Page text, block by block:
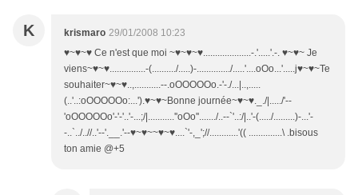
K krismaro 29/01/2008 10:23
♥~♥~♥ Ce n'est que moi ~♥~♥~♥....................-.'.....'.-. ♥~♥~ Je
viens~♥~♥...............-(........../.....)-............../.....'....oOo...'.....j♥~♥~Te
souhaiter~♥~♥..,...........--.oOOOOOo.-'-./...|..,.....
(..'..:oOOOOOo:...').♥~♥~Bonne journée~♥~♥._./|...../'--
'oOOOOOo'-'-'..'-...;/|...........''oOo''......./..--`'..:/|..'-(...../.........)-...'-
-..`../..//..'--'.__.'--♥~♥~~♥~♥....`'-,_';//............'(( ..............\ .bisous
ton amie @+5